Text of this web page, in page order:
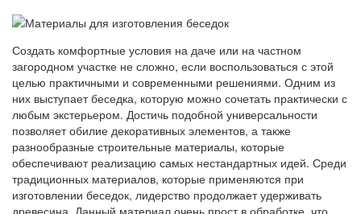
Создать комфортные условия на даче или на частном
загородном участке не сложно, если воспользоваться с этой
целью практичными и современными решениями. Одним из
них выступает беседка, которую можно сочетать практически с
любым экстерьером. Достичь подобной универсальности
позволяет обилие декоративных элементов, а также
разнообразные строительные материалы, которые
обеспечивают реализацию самых нестандартных идей. Среди
традиционных материалов, которые применяются при
изготовлении беседок, лидерство продолжает удерживать
древесина. Данный материал очень прост в обработке, что